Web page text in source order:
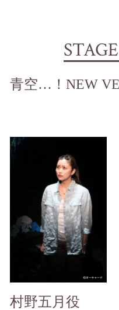
青空…！NEW
村野五月役